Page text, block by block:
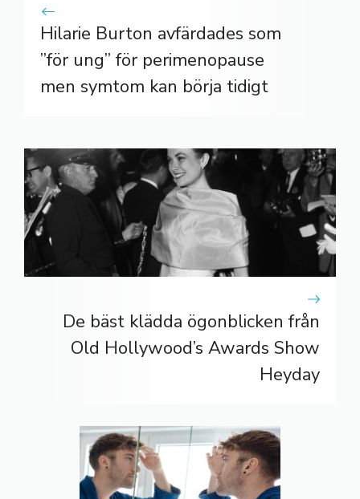
Hilarie Burton avfärdades som
”för ung” för perimenopause
men symtom kan börja tidigt
De bäst klädda ögonblicken från
Old Hollywood’s Awards Show
Heyday